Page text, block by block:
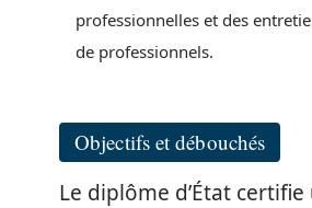
professionnelles et des
de professionnels.
Objectifs et débouchés
Le diplôme d’État certifie